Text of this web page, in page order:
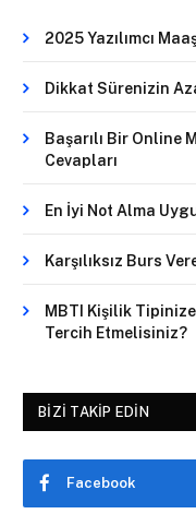
2025 Yazılımcı
Dikkat Sürenizin
Başarılı Bir Online
Cevapları
En İyi Not Alma
Karşılıksız Burs
MBTI Kişilik
Tercih Etmelisiniz?
BIZI TAKIP EDIN
Facebook